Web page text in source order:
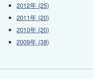
2012年 (25)
2011年 (20)
2010年 (20)
2009年 (38)